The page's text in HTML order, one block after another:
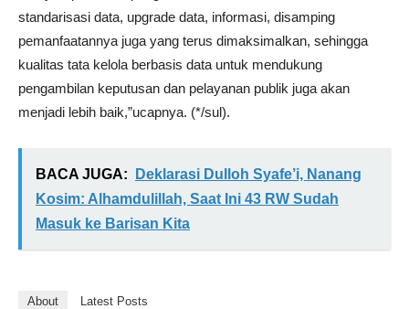
standarisasi data, upgrade data, informasi, disamping
pemanfaatannya juga yang terus dimaksimalkan, sehingga
kualitas tata kelola berbasis data untuk mendukung
pengambilan keputusan dan pelayanan publik juga akan
menjadi lebih baik,”ucapnya. (*/sul).
BACA JUGA:
Deklarasi Dulloh Syafe’i, Nanang
Kosim: Alhamdulillah, Saat Ini 43 RW Sudah
Masuk ke Barisan Kita
About Latest Posts